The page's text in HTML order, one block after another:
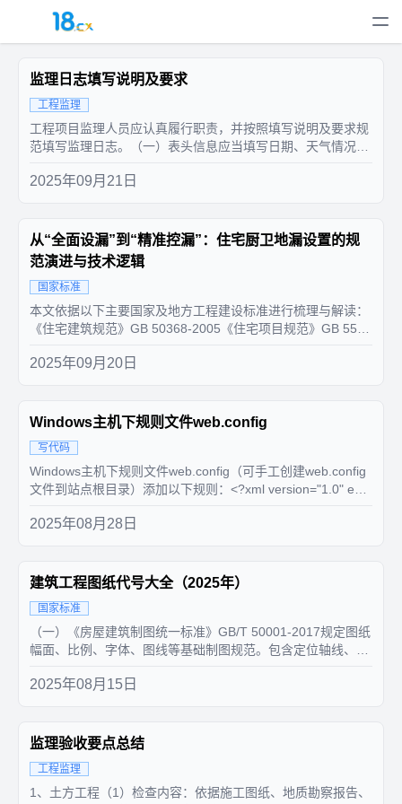
监理日志填写说明及要求
工程监理
工程项目监理人员应认真履行职责，并按照填写说明及要求规
范填写监理日志。（一）表头信息应当填写日期、天气情况、
填写项目当日施工的单位工程和分部分项工程名称、主要施工
2025年09月21日
从“全面设漏”到“精准控漏”：住宅厨卫地漏设置的规
范演进与技术逻辑
国家标准
本文依据以下主要国家及地方工程建设标准进行梳理与解读：
《住宅建筑规范》GB 50368-2005《住宅项目规范》GB 5503
020（上海市）随着住宅品质要求的提升，传统“每个湿区均设
2025年09月20日
Windows主机下规则文件web.config
写代码
Windows主机下规则文件web.config（可手工创建web.config
文件到站点根目录）添加以下规则：<?xml version="1.0" enc
2025年08月28日
建筑工程图纸代号大全（2025年）
国家标准
（一）《房屋建筑制图统一标准》GB/T 50001-2017规定图纸
幅面、比例、字体、图线等基础制图规范。包含定位轴线、常
修改计算机辅助制图相关规则。（二）其他相关标准结构专
2025年08月15日
监理验收要点总结
工程监理
1、土方工程（1）检查内容：依据施工图纸、地质勘察报告、